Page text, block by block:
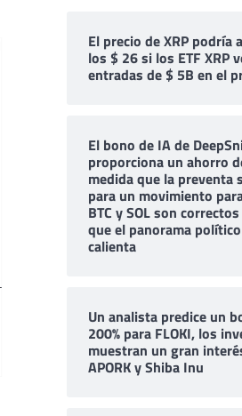
El precio de XRP podría
los $ 26 si los ETF XRP
entradas de $ 5B en el
El bono de IA de
proporciona un ahorro
medida que la preventa
para un movimiento
BTC y SOL son
que el panorama
calienta
Un analista predice un
200% para FLOKI, los
muestran un gran
APORK y Shiba Inu